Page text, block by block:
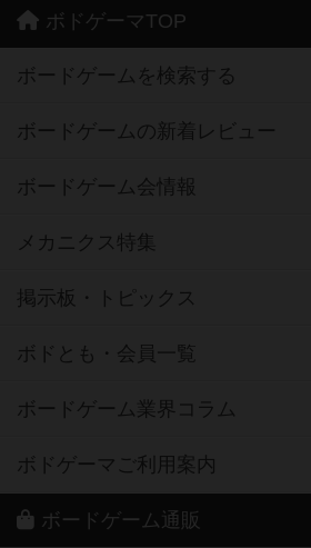
ボドゲーマTOP
ボードゲームを検索する
ボードゲームの新着レビュー
ボードゲーム会情報
メカニクス特集
掲示板・トピックス
ボドとも・会員一覧
ボードゲーム業界コラム
ボドゲーマご利用案内
ボードゲーム通販